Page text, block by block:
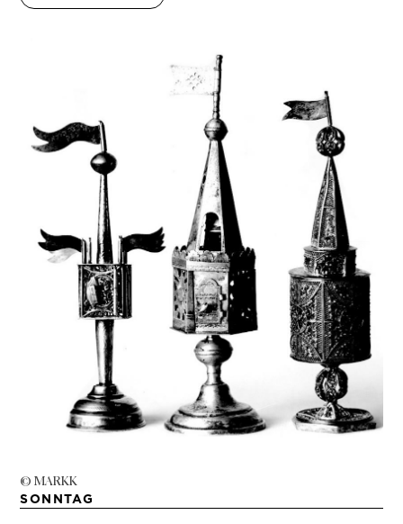
© MARKK
SONNTAG